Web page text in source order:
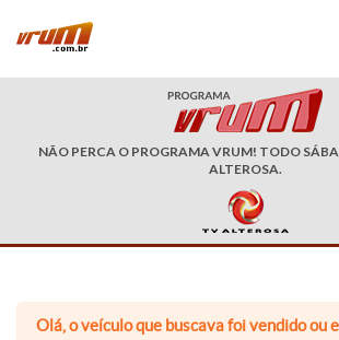
NÃO PERCA O PROGRAMA VRUM! TODO
ALTEROSA.
Olá, o veículo que buscava foi vendido ou